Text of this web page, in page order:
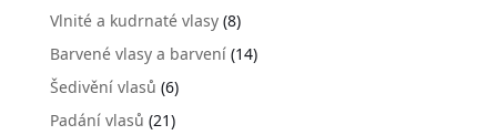
Vlnité a kudrnaté vlasy(8)
Barvené vlasy a barvení(14)
Šedivění vlasů (6)
Padání vlasů (21)